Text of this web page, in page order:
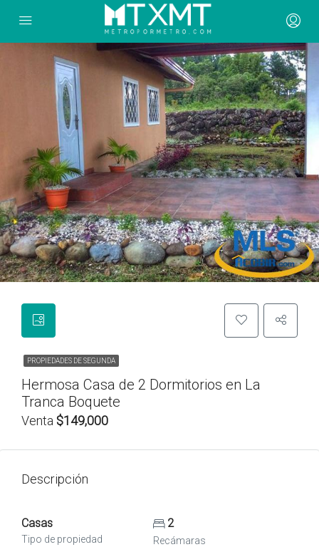
PROPIEDADES DE SEGUNDA
Hermosa Casa de 2 Dormitorios en La
Tranca Boquete
Venta $149,000
Descripción
Casas
Tipo de propiedad
2
Recámaras